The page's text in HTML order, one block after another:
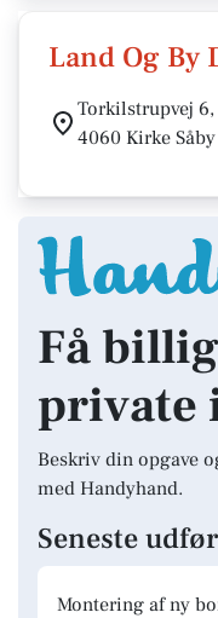
Land Og By
Torkilstrupvej 6,
4060 Kirke Såby
Få
private
Beskriv din opgave
med Handyhand.
Seneste
Montering af ny